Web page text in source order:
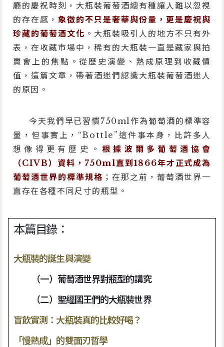
廳的慶祝時刻，大瓶裝葡萄酒總有種讓人難以忽視
的存在感，象徵的不只是奢華與份量，更是慶祝與
珍藏的葡萄酒文化 。大瓶裝吸引人的地方不只有外
表，在收藏市場中，稀有的大瓶裝一直是藏家與拍
賣會上的焦點。從歷史演變、熟成原理到收藏價
值，這篇文章，帶著酒迷們認識大瓶裝葡萄酒迷人
的原因。
今天我們早已習慣750ml作為葡萄酒的標準容
量，但事實上，“Bottle”這件事本身，比許多人
想像得更有歷史。根據波爾多葡萄酒協會
（CIVB）資料，750ml直到1866年才正式成為
葡萄酒世界的標準規格 ；在那之前，葡萄酒世界一
直存在各種不同尺寸的瓶型。
本篇目錄：
大瓶裝的誕生與演變
（一）葡萄酒世界對瓶型的講究
（二）聖經國王們的大瓶裝世界
盲飲實測：大瓶裝真的比較好喝？
「慢熟成」的雙面刃哲學